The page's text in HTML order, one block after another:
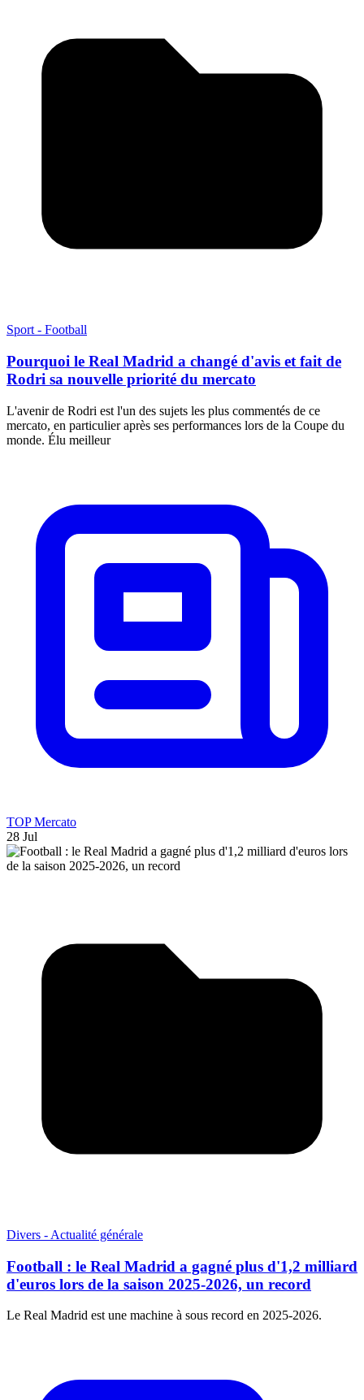
Sport - Football
Pourquoi le Real Madrid a changé d'avis et fait de
Rodri sa nouvelle priorité du mercato
L'avenir de Rodri est l'un des sujets les plus commentés de ce
mercato, en particulier après ses performances lors de la Coupe du
monde. Élu meilleur
TOP Mercato
28 Jul
Divers - Actualité générale
Football : le Real Madrid a gagné plus d'1,2 milliard
d'euros lors de la saison 2025-2026, un record
Le Real Madrid est une machine à sous record en 2025-2026.